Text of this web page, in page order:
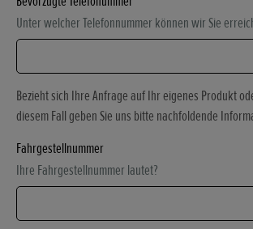
Unter welcher Telefonnummer können wir Sie
Bezieht sich Ihre Anfrage auf Ihr eigenes Produkt
diesem Fall geben Sie uns bitte nachfoldende
Fahrgestellnummer
Ihre Fahrgestellnummer lautet?